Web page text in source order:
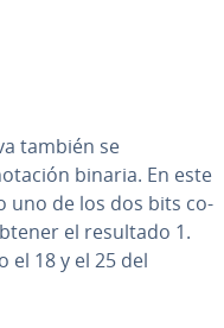
también se
binaria. En este
uno de los dos bits co­
el resultado 1.
el 18 y el 25 del